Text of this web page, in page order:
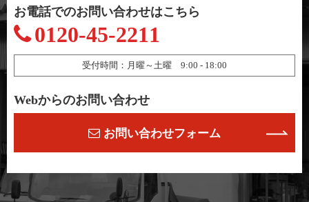
お電話でのお問い合わせはこちら
0120-45-2211
受付時間：月曜～土曜 9:00 - 18:00
Webからのお問い合わせ
お問い合わせフォーム